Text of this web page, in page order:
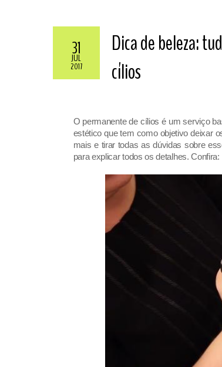
31
JUL
2017
Dica de beleza:
cílios
O permanente de cílios é um serviço
estético que tem como objetivo deixar
mais e tirar todas as dúvidas sobre
para explicar todos os detalhes. Confira: